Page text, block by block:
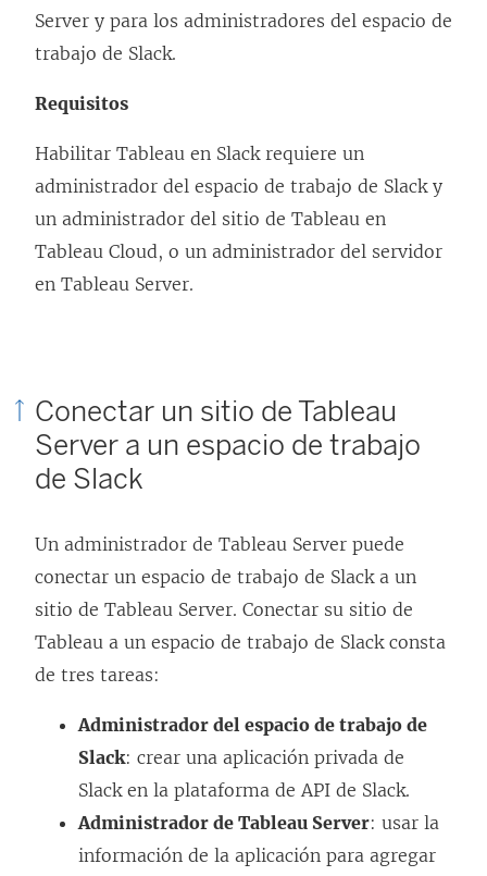
Server y para los administradores del espacio de
trabajo de Slack.
Requisitos
Habilitar Tableau en Slack requiere un
administrador del espacio de trabajo de Slack y
un administrador del sitio de Tableau en
Tableau Cloud, o un administrador del servidor
en Tableau Server.
Conectar un sitio de Tableau
Server a un espacio de trabajo
de Slack
Un administrador de Tableau Server puede
conectar un espacio de trabajo de Slack a un
sitio de Tableau Server. Conectar su sitio de
Tableau a un espacio de trabajo de Slack consta
de tres tareas:
Administrador del espacio de trabajo de
Slack: crear una aplicación privada de
Slack en la plataforma de API de Slack.
Administrador de Tableau Server: usar la
información de la aplicación para agregar